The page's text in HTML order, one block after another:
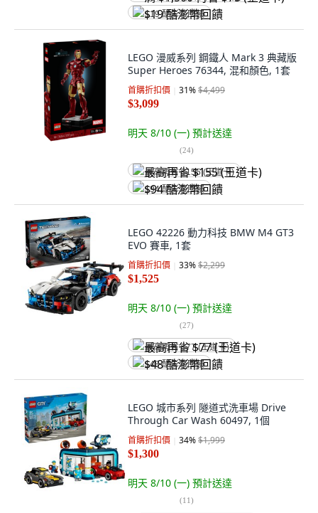
$19 酷澎幣回饋
LEGO 漫威系列 鋼鐵人 Mark 3 典藏版
Super Heroes 76344, 混和顏色, 1套
首購折扣價 31%$4,499
$3,099
明天 8/10 (一) 預計送達
(24)
最高再省 $155 (王道卡)
$94 酷澎幣回饋
LEGO 42226 動力科技 BMW M4 GT3
EVO 賽車, 1套
首購折扣價 33%$2,299
$1,525
明天 8/10 (一) 預計送達
(27)
最高再省 $77 (王道卡)
$48 酷澎幣回饋
LEGO 城市系列 隧道式洗車場 Drive
Through Car Wash 60497, 1個
首購折扣價 34%$1,999
$1,300
明天 8/10 (一) 預計送達
(11)